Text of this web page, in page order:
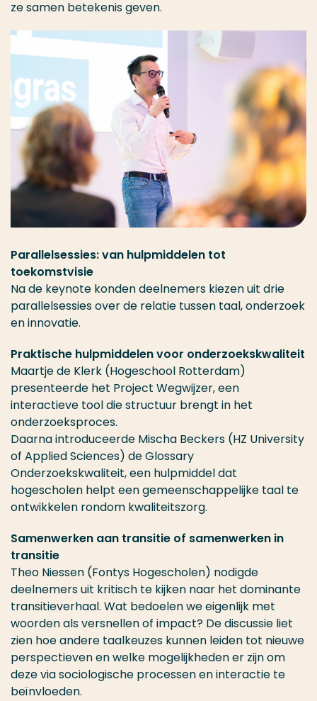
ze samen betekenis geven.
Parallelsessies: van hulpmiddelen tot
toekomstvisie
Na de keynote konden deelnemers kiezen uit drie
parallelsessies over de relatie tussen taal, onderzoek
en innovatie.
Praktische hulpmiddelen voor onderzoekskwaliteit
Maartje de Klerk (Hogeschool Rotterdam)
presenteerde het Project Wegwijzer, een
interactieve tool die structuur brengt in het
onderzoeksproces.
Daarna introduceerde Mischa Beckers (HZ University
of Applied Sciences) de Glossary
Onderzoekskwaliteit, een hulpmiddel dat
hogescholen helpt een gemeenschappelijke taal te
ontwikkelen rondom kwaliteitszorg.
Samenwerken aan transitie of samenwerken in
transitie
Theo Niessen (Fontys Hogescholen) nodigde
deelnemers uit kritisch te kijken naar het dominante
transitieverhaal. Wat bedoelen we eigenlijk met
woorden als versnellen of impact? De discussie liet
zien hoe andere taalkeuzes kunnen leiden tot nieuwe
perspectieven en welke mogelijkheden er zijn om
deze via sociologische processen en interactie te
beïnvloeden.